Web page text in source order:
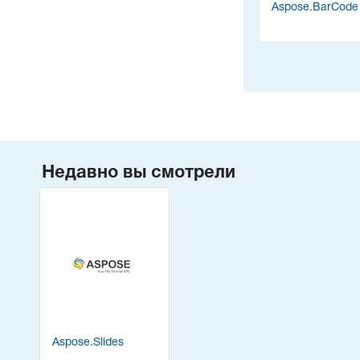
Aspose.BarCode
Недавно вы смотрели
Aspose.Slides